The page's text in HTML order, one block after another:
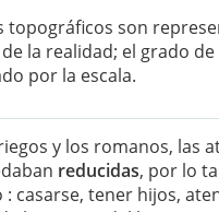
topográficos son
de la realidad; el grado
por la escala.
y los romanos, las
reducidas, por lo
: casarse, tener hijos,